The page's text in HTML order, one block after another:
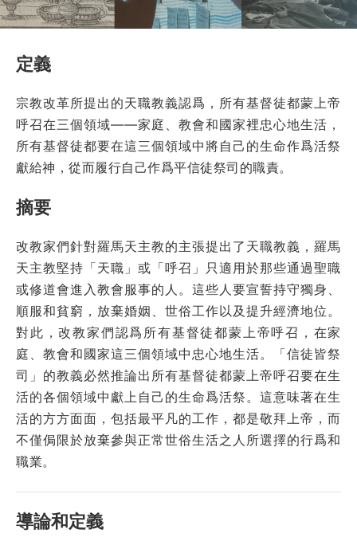
定義
宗教改革所提出的天職教義認爲，所有基督徒都蒙上帝
呼召在三個領域——家庭、教會和國家裡忠心地生活，
所有基督徒都要在這三個領域中將自己的生命作爲活祭
獻給神，從而履行自己作爲平信徒祭司的職責。
摘要
改教家們針對羅馬天主教的主張提出了天職教義，羅馬
天主教堅持「天職」或「呼召」只適用於那些通過聖職
或修道會進入教會服事的人。這些人要宣誓持守獨身、
順服和貧窮，放棄婚姻、世俗工作以及提升經濟地位。
對此，改教家們認爲所有基督徒都蒙上帝呼召，在家
庭、教會和國家這三個領域中忠心地生活。「信徒皆祭
司」的教義必然推論出所有基督徒都蒙上帝呼召要在生
活的各個領域中獻上自己的生命爲活祭。這意味著在生
活的方方面面，包括最平凡的工作，都是敬拜上帝，而
不僅侷限於放棄參與正常世俗生活之人所選擇的行爲和
職業。
導論和定義